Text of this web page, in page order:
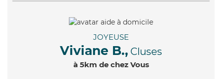
JOYEUSE
Viviane B., Cluses
à 5km de chez Vous